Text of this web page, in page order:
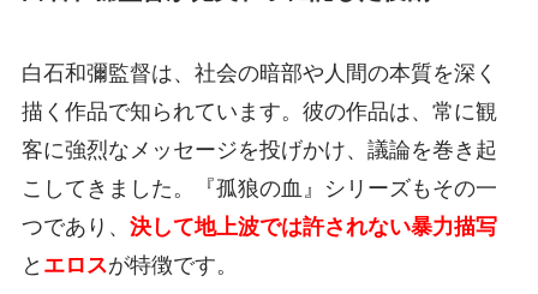
白石和彌監督は、社会の暗部や人間の本質を深く
描く作品で知られています。彼の作品は、常に観
客に強烈なメッセージを投げかけ、議論を巻き起
こしてきました。『孤狼の血』シリーズもその一
つであり、 決して地上波では許されない暴力描写
と エロスが特徴です。